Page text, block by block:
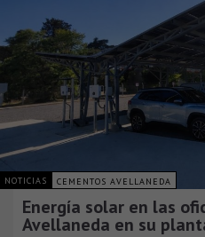
NOTICIAS CEMENTOS AVELLANEDA
Energía solar en las
Avellaneda en su